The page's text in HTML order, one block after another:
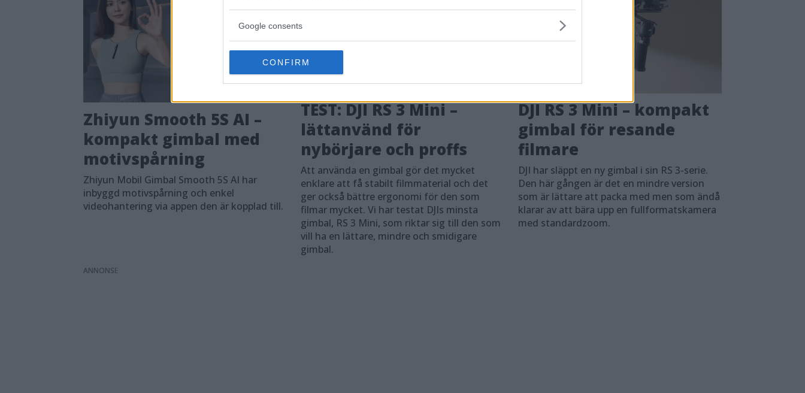
Google consents
CONFIRM
Zhiyun Smooth 5S AI –
kompakt gimbal med
motivspårning
Zhiyun Mobil Gimbal Smooth 5S AI har
inbyggd motivspårning och enkel
videohantering via appen den är kopplad till.
TEST: DJI RS 3 Mini –
lättanvänd för
nybörjare och proffs
Att använda en gimbal gör det mycket
enklare att få stabilt filmmaterial och det
ger också bättre ergonomi för den som
filmar mycket. Vi har testat DJIs minsta
gimbal, RS 3 Mini, som riktar sig till den som
vill ha en lättare, mindre och smidigare
gimbal.
DJI RS 3 Mini – kompakt
gimbal för resande
filmare
DJI har släppt en ny gimbal i sin RS 3-serie.
Den här gången är det en mindre version
som är lättare att packa med men som ändå
klarar av att bära upp en fullformatskamera
med standardzoom.
ANNONS